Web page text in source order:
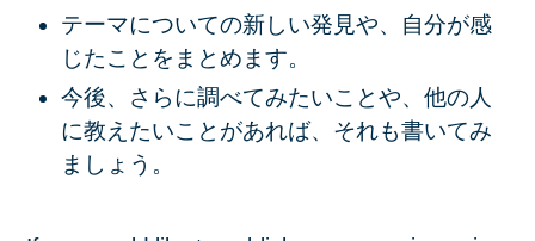
テーマについての新しい発見や、自分が感
じたことをまとめます。
今後、さらに調べてみたいことや、他の人
に教えたいことがあれば、それも書いてみ
ましょう。